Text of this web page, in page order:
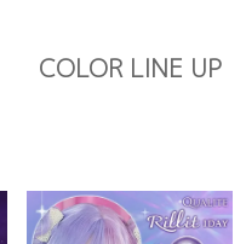
COLOR LINE UP